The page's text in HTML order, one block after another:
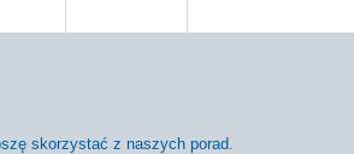
skorzystać z naszych porad.